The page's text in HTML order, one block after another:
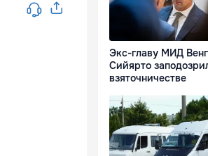
Экс-главу МИД
Сийярто
взяточничестве